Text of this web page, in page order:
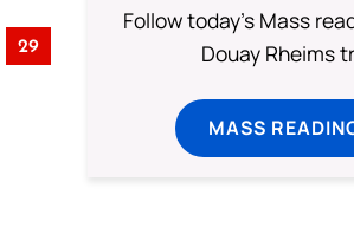
29
Follow today's Mass
Douay Rheims
MASS